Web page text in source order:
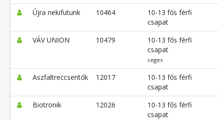
Újra nekifutunk
10464
10-13 fős férfi
csapat
VÁV UNION
10479
10-13 fős férfi
csapat
ceges
Aszfaltreccsentők 12017
10-13 fős férfi
csapat
Biotronik
12026
10-13 fős férfi
csapat